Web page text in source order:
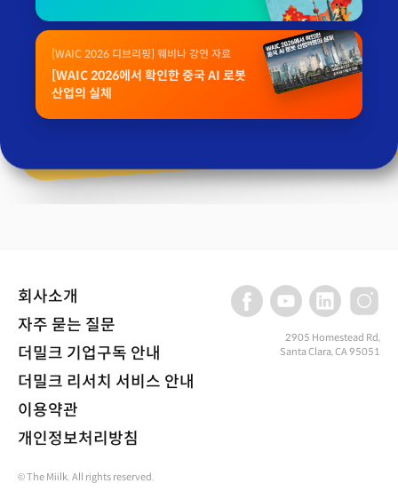
[WAIC 2026 디브리핑] 웨비나 강연 자료
[WAIC 2026에서 확인한 중국 AI 로봇
산업의 실체
회사소개
자주 묻는 질문
더밀크 기업구독 안내
더밀크 리서치 서비스 안내
이용약관
개인정보처리방침
2905 Homestead Rd,
Santa Clara, CA 95051
© The Miilk. All rights reserved.